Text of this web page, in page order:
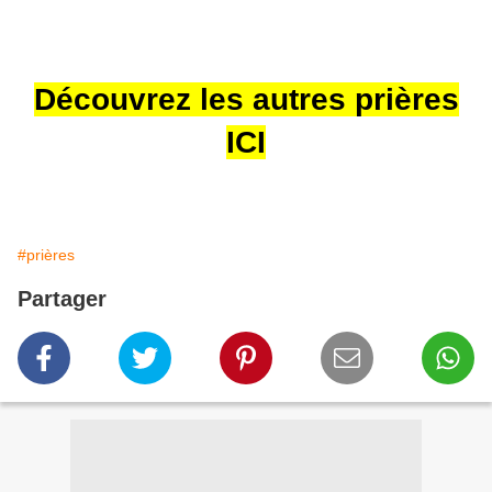
Découvrez les autres prières
ICI
#prières
Partager